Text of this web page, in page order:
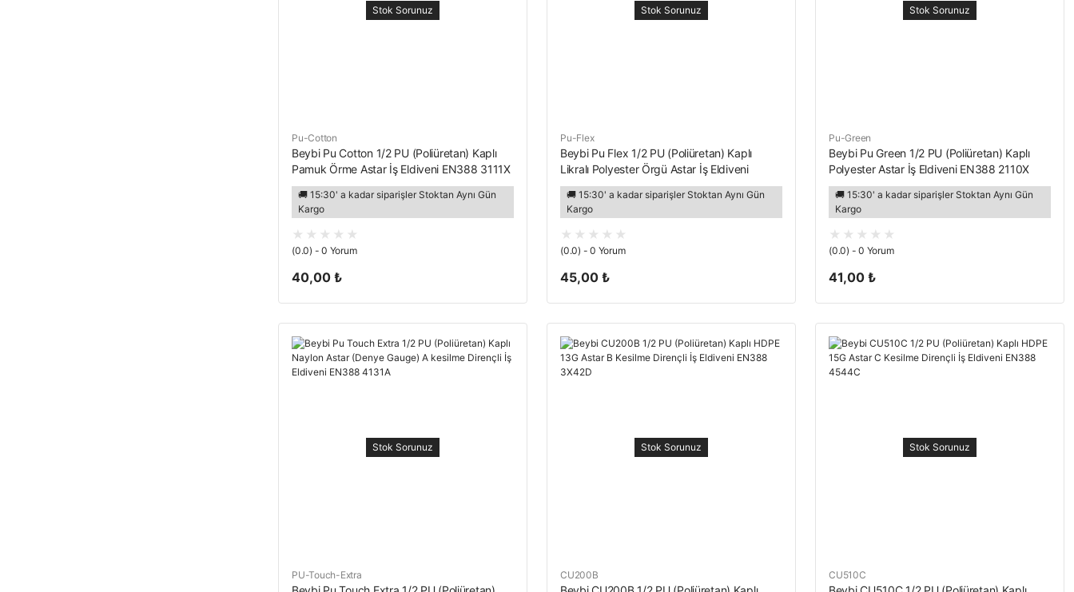
Stok Sorunuz
Pu-Cotton
Beybi Pu Cotton 1/2 PU (Poliüretan) Kaplı
Pamuk Örme Astar İş Eldiveni EN388 3111X
🚚 15:30' a kadar siparişler Stoktan Aynı Gün
Kargo
(0.0) - 0 Yorum
40,00 ₺
Stok Sorunuz
Pu-Flex
Beybi Pu Flex 1/2 PU (Poliüretan) Kaplı
Likralı Polyester Örgü Astar İş Eldiveni
EN388 3121X
🚚 15:30' a kadar siparişler Stoktan Aynı Gün
Kargo
(0.0) - 0 Yorum
45,00 ₺
Stok Sorunuz
Pu-Green
Beybi Pu Green 1/2 PU (Poliüretan) Kaplı
Polyester Astar İş Eldiveni EN388 2110X
🚚 15:30' a kadar siparişler Stoktan Aynı Gün
Kargo
(0.0) - 0 Yorum
41,00 ₺
Stok Sorunuz
PU-Touch-Extra
Stok Sorunuz
CU200B
Stok Sorunuz
CU510C